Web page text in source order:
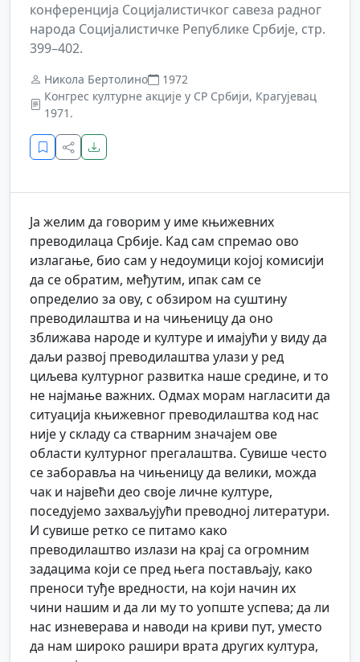
конференција Социјалистичког савеза радног
народа Социјалистичке Републике Србије, стр.
399–402.
Никола Бертолино
1972
Конгрес културне акције у СР Србији, Крагујевац
1971.
Ја желим да говорим у име књижевних
преводилаца Србије. Кад сам спремао ово
излагање, био сам у недоумици којој комисији
да се обратим, међутим, ипак сам се
определио за ову, с обзиром на суштину
преводилаштва и на чињеницу да оно
зближава народе и културе и имајући у виду да
даљи развој преводилаштва улази у ред
циљева културног развитка наше средине, и то
не најмање важних. Одмах морам нагласити да
ситуација књижевног преводилаштва код нас
није у складу са стварним значајем ове
области културног прегалаштва. Сувише често
се заборавља на чињеницу да велики, можда
чак и највећи део своје личне културе,
поседујемо захваљујући преводној литератури.
И сувише ретко се питамо како
преводилаштво излази на крај са огромним
задацима који се пред њега постављају, како
преноси туђе вредности, на који начин их
чини нашим и да ли му то уопште успева; да ли
нас изневерава и наводи на криви пут, уместо
да нам широко рашири врата других култура,